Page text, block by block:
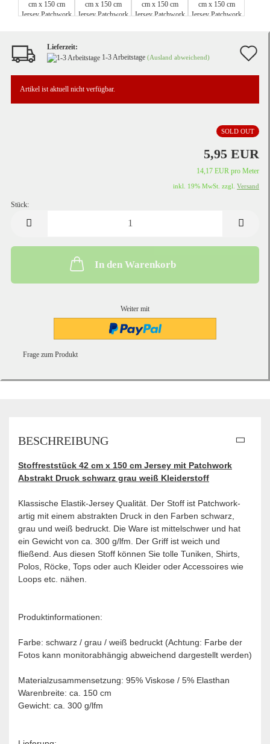
Lieferzeit:
1-3 Arbeitstage (Ausland abweichend)
Artikel ist aktuell nicht verfügbar.
SOLD OUT
5,95 EUR
14,17 EUR pro Meter
inkl. 19% MwSt. zzgl. Versand
Stück:
In den Warenkorb
Weiter mit
Frage zum Produkt
BESCHREIBUNG
Stoffreststück 42 cm x 150 cm Jersey mit Patchwork
Abstrakt Druck schwarz grau weiß Kleiderstoff
Klassische Elastik-Jersey Qualität. Der Stoff ist Patchwork-
artig mit einem abstrakten Druck in den Farben schwarz,
grau und weiß bedruckt. Die Ware ist mittelschwer und hat
ein Gewicht von ca. 300 g/lfm. Der Griff ist weich und
fließend. Aus diesen Stoff können Sie tolle Tuniken, Shirts,
Polos, Röcke, Tops oder auch Kleider oder Accessoires wie
Loops etc. nähen.
Produktinformationen:
Farbe: schwarz / grau / weiß bedruckt (Achtung: Farbe der
Fotos kann monitorabhängig abweichend dargestellt werden)
Materialzusammensetzung: 95% Viskose / 5% Elasthan
Warenbreite: ca. 150 cm
Gewicht: ca. 300 g/lfm